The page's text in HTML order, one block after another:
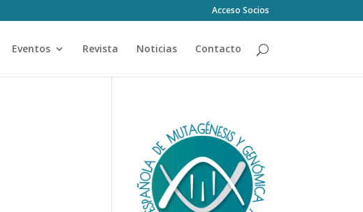
Acceso Socios
Eventos Revista Noticias Contacto